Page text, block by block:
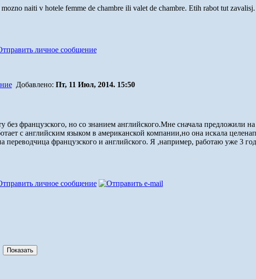
naiti v hotele femme de chambre ili valet de chambre. Etih rabot tut
Добавлено: Пт, 11 Июл, 2014. 15:50
без французского, но со знанием английского.Мне сначала предложили
с английским языком в американской компании,но она искала
переводчица французского и английского. Я ,например, работаю уже 3